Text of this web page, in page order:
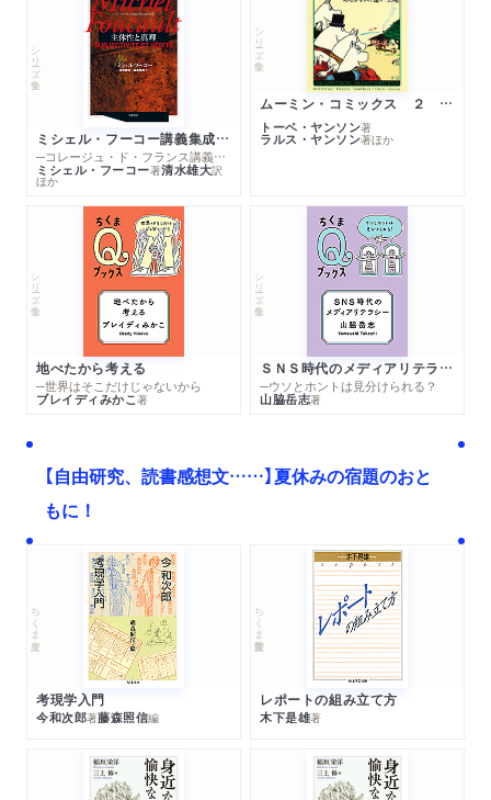
シリーズ・全集
ミシェル・フーコー講義集成１０ 主体性と真理
─コレージュ・ド・フランス講義１９８０－１９８１年度
ミシェル・フーコー著清水雄大訳
ほか
シリーズ・全集
ムーミン・コミックス ２ あこがれの遠い土地
トーベ・ヤンソン著
ラルス・ヤンソン著ほか
シリーズ・全集
地べたから考える
─世界はそこだけじゃないから
ブレイディみかこ著
シリーズ・全集
ＳＮＳ時代のメディアリテラシー
─ウソとホントは見分けられる？
山脇岳志著
【自由研究、読書感想文……】夏休みの宿題のおと
もに！
ちくま文庫
考現学入門
今和次郎著藤森照信編
ちくま学芸文庫
レポートの組み立て方
木下是雄著